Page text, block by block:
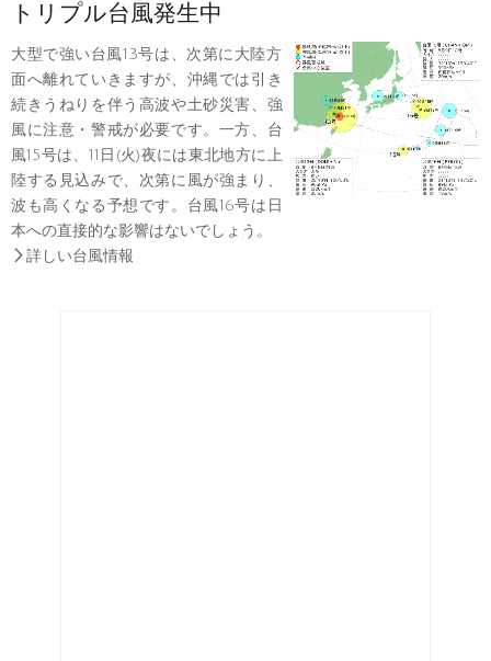
トリプル台風発生中
大型で強い台風13号は、次第に大陸方
面へ離れていきますが、沖縄では引き
続きうねりを伴う高波や土砂災害、強
風に注意・警戒が必要です。一方、台
風15号は、11日(火)夜には東北地方に上
陸する見込みで、次第に風が強まり、
波も高くなる予想です。台風16号は日
本への直接的な影響はないでしょう。
 詳しい台風情報